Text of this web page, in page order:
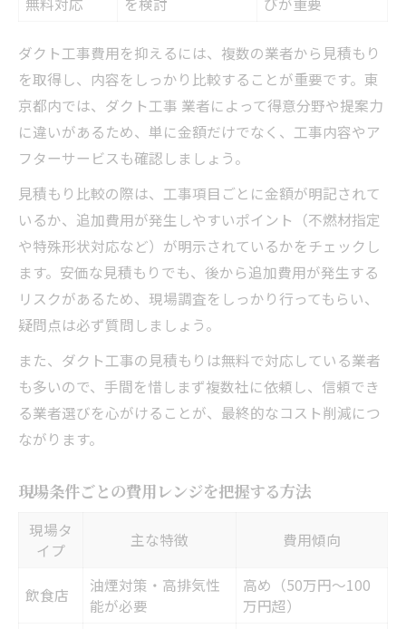
無料対応 を検討 びが重要
ダクト工事費用を抑えるには、複数の業者から見積もり
を取得し、内容をしっかり比較することが重要です。東
京都内では、ダクト工事 業者によって得意分野や提案力
に違いがあるため、単に金額だけでなく、工事内容やア
フターサービスも確認しましょう。
見積もり比較の際は、工事項目ごとに金額が明記されて
いるか、追加費用が発生しやすいポイント（不燃材指定
や特殊形状対応など）が明示されているかをチェックし
ます。安価な見積もりでも、後から追加費用が発生する
リスクがあるため、現場調査をしっかり行ってもらい、
疑問点は必ず質問しましょう。
また、ダクト工事の見積もりは無料で対応している業者
も多いので、手間を惜しまず複数社に依頼し、信頼でき
る業者選びを心がけることが、最終的なコスト削減につ
ながります。
現場条件ごとの費用レンジを把握する方法
現場タ
イプ
主な特徴 費用傾向
飲食店
油煙対策・高排気性
能が必要
高め（50万円〜100
万円超）